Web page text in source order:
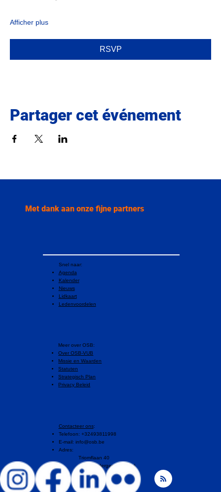
Afficher plus
RSVP
Partager cet événement
Met dank aan onze fijne partners
Snel naar:
Agenda
Kalender
Nieuws
Lidkaart
Ledenvoordelen
​Meer over OSB:
Over OSB-VUB
Missie en Waarden
Statuten
Strategisch Plan
Privacy Beleid
Contacteer ons:
Telefoon: +32493811998
E-mail: info@osb.be
Adres:
Triomflaan 40
1160 Oudergem, Brussel